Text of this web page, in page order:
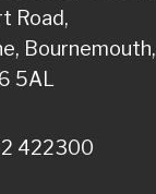
Road,
Bournemouth,
5AL
422300